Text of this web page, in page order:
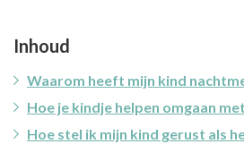
Inhoud
Waarom heeft mijn kind
Hoe je kindje helpen omgaan
Hoe stel ik mijn kind gerust als